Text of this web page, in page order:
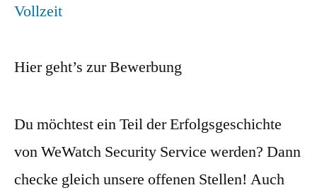
Vollzeit
Hier geht’s zur Bewerbung
Du möchtest ein Teil der Erfolgsgeschichte
von WeWatch Security Service werden? Dann
checke gleich unsere offenen Stellen! Auch